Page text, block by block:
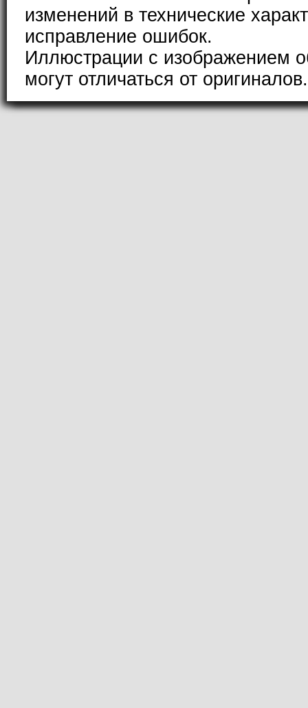
изменений в технические
исправление ошибок.
Иллюстрации с изображением
могут отличаться от оригиналов.